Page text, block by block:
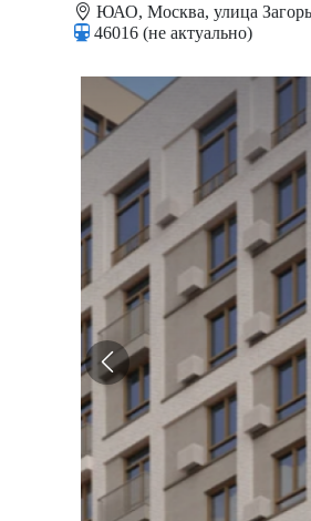
ЮАО, Москва, улица
46016 (не актуально)